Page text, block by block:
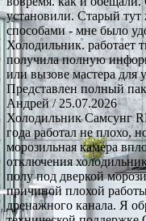
установили. Старый
способами - мне было
Холодильник. работает
получила полную
или вызове мастера для
Представлен полный
Андрей/ 25.07.2026
Холодильник Самсунг
года работал не плохо,
морозильная камера
отключения
полу под дверкой
причиной плохой работы
дренажного канала. Я